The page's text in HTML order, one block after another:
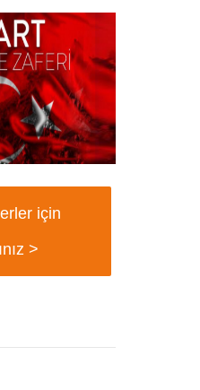
Şehitleri Mesajı
için
>